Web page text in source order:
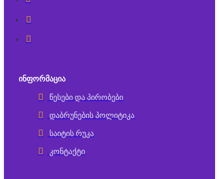
ᲘᲜᲤᲝᲠᲛᲐᲪᲘᲐ
წესები და პირობები
დაბრუნების პოლიტიკა
საიტის რუკა
კონტაქტი